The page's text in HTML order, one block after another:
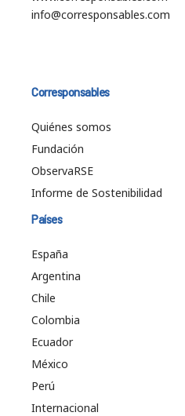
info@corresponsables.com
Corresponsables
Quiénes somos
Fundación
ObservaRSE
Informe de Sostenibilidad
Países
España
Argentina
Chile
Colombia
Ecuador
México
Perú
Internacional